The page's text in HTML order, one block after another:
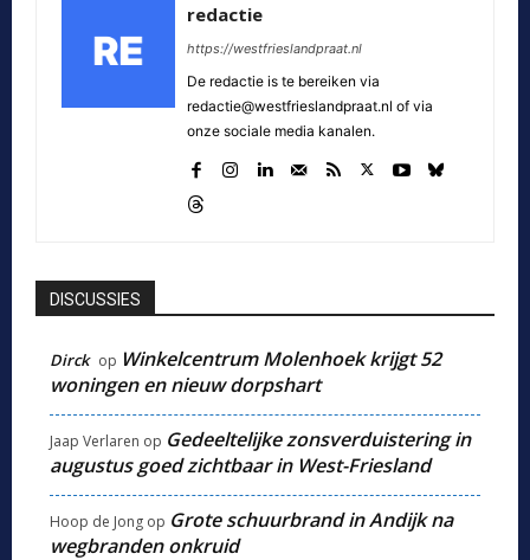
redactie
https://westfrieslandpraat.nl
De redactie is te bereiken via
redactie@westfrieslandpraat.nl of via
onze sociale media kanalen.
DISCUSSIES
Dirck op Winkelcentrum Molenhoek krijgt 52
woningen en nieuw dorpshart
Jaap Verlaren op Gedeeltelijke zonsverduistering in
augustus goed zichtbaar in West-Friesland
Hoop de Jong op Grote schuurbrand in Andijk na
wegbranden onkruid